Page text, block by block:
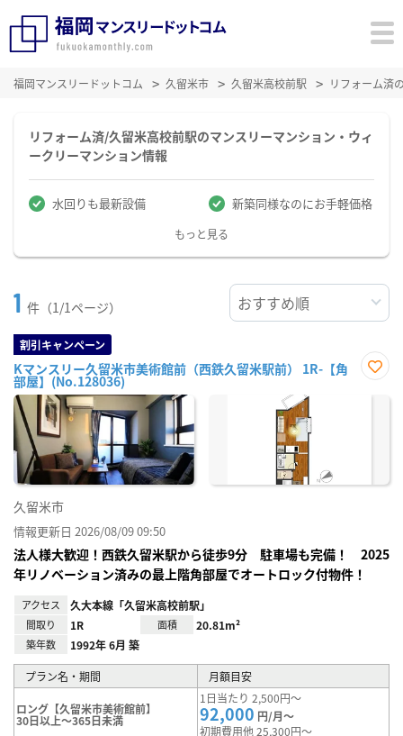
福岡マンスリードットコム 久留米市 久留米高校前駅 リフォーム済
リフォーム済/久留米高校前駅のマンスリーマンション・ウィ
ークリーマンション情報
水回りも最新設備 新築同様なのにお手軽価格
もっと見る
1 件（1/1ページ）
割引キャンペーン
Kマンスリー久留米市美術館前（西鉄久留米駅前） 1R-【角
部屋】(No.128036)
に入
久留米市
情報更新日 2026/08/09 09:50
法人様大歓迎！西鉄久留米駅から徒歩9分 駐車場も完備！ 2025
年リノベーション済みの最上階角部屋でオートロック付物件！
アクセス 久大本線「久留米高校前駅」
間取り 1R 面積 20.81m²
築年数 1992年 6月 築
プラン名・期間 月額目安
ロング【久留米市美術館前】
30日以上～365日未満
1日当たり 2,500円～
92,000 円/月～
初期費用他 25,300円～